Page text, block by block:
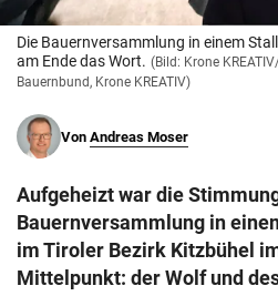
Die Bauernversammlung in einem
am Ende das Wort. (Bild: Krone
Bauernbund, Krone KREATIV)
Von Andreas Moser
Aufgeheizt war die
Bauernversammlung in
im Tiroler Bezirk Kitzbühel
Mittelpunkt: der Wolf und